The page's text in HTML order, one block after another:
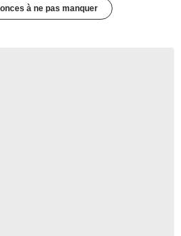
à ne pas manquer